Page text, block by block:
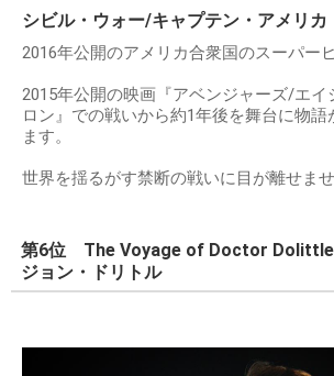
シビル・ウォー/キャプテン・アメリカ
2016年公開のアメリカ合衆国のスーパー
2015年公開の映画『アベンジャーズ/エイ
ロン』での戦いから約1年後を舞台に物語
ます。
世界を揺るがす禁断の戦いに目が離せませ
第6位 The Voyage of Doctor
ジョン・ドリトル